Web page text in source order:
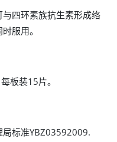
与四环素族抗生素形成络
服用。
板装15片。
局标准YBZ03592009.